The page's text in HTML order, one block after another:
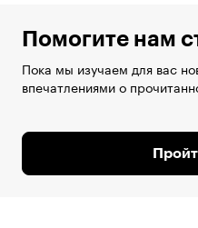
Помогите нам
Пока мы изучаем для вас
впечатлениями о